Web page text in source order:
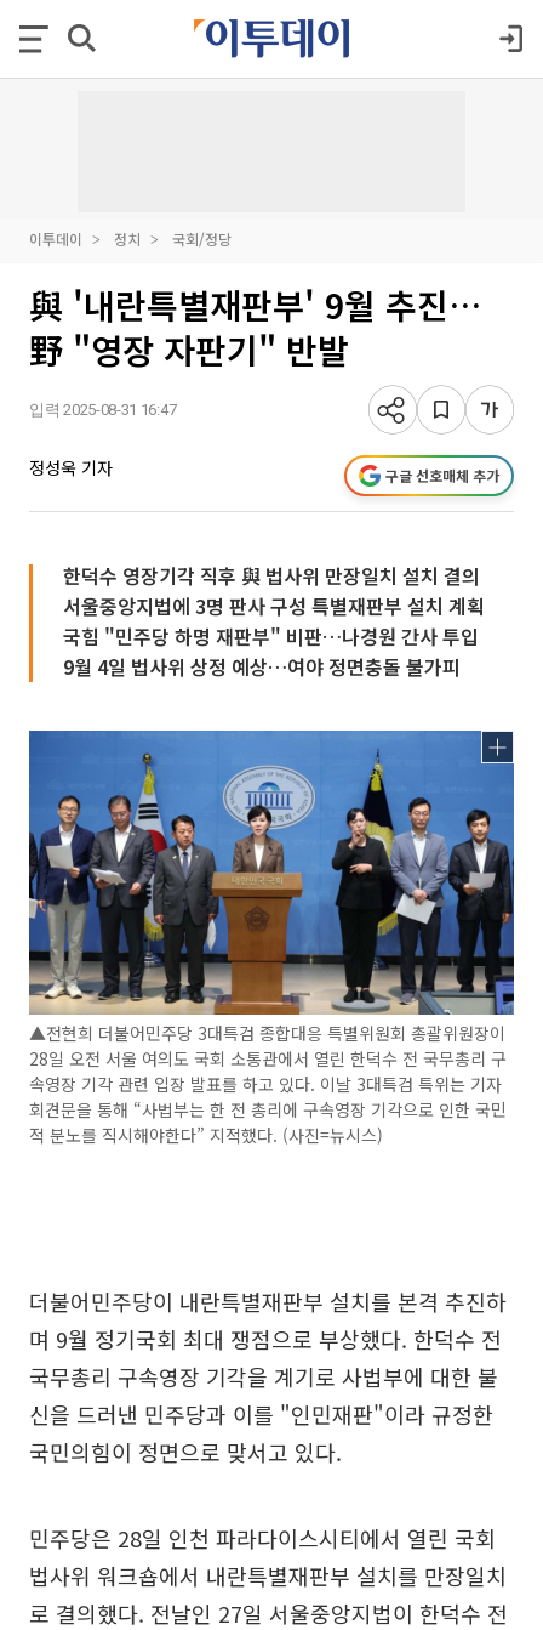
이투데이 정치 국회/정당
與 '내란특별재판부' 9월 추진…
野 "영장 자판기" 반발
입력 2025-08-31 16:47
정성욱 기자 구글 선호매체 추가
한덕수 영장기각 직후 與 법사위 만장일치 설치 결의
서울중앙지법에 3명 판사 구성 특별재판부 설치 계획
국힘 "민주당 하명 재판부" 비판…나경원 간사 투입
9월 4일 법사위 상정 예상…여야 정면충돌 불가피
▲전현희 더불어민주당 3대특검 종합대응 특별위원회 총괄위원장이
28일 오전 서울 여의도 국회 소통관에서 열린 한덕수 전 국무총리 구
속영장 기각 관련 입장 발표를 하고 있다. 이날 3대특검 특위는 기자
회견문을 통해 “사법부는 한 전 총리에 구속영장 기각으로 인한 국민
적 분노를 직시해야한다” 지적했다. (사진=뉴시스)
더불어민주당이 내란특별재판부 설치를 본격 추진하
며 9월 정기국회 최대 쟁점으로 부상했다. 한덕수 전
국무총리 구속영장 기각을 계기로 사법부에 대한 불
신을 드러낸 민주당과 이를 "인민재판"이라 규정한
국민의힘이 정면으로 맞서고 있다.
민주당은 28일 인천 파라다이스시티에서 열린 국회
법사위 워크숍에서 내란특별재판부 설치를 만장일치
로 결의했다. 전날인 27일 서울중앙지법이 한덕수 전